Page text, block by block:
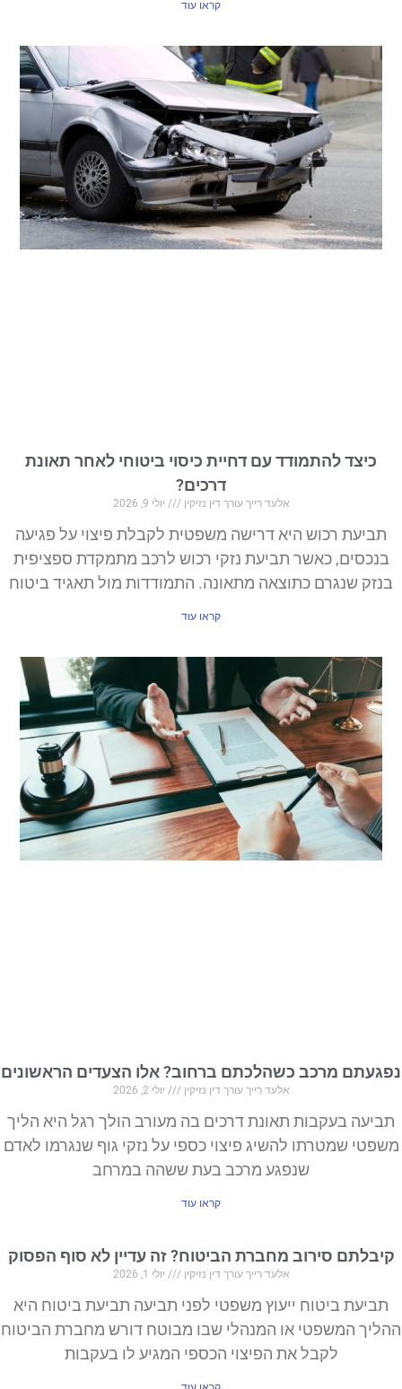
קראו עוד
כיצד להתמודד עם דחיית כיסוי ביטוחי לאחר תאונת
דרכים?
אלעד רייך עורך דין נזיקין יולי 9, 2026
תביעת רכוש היא דרישה משפטית לקבלת פיצוי על פגיעה
בנכסים, כאשר תביעת נזקי רכוש לרכב מתמקדת ספציפית
בנזק שנגרם כתוצאה מתאונה. התמודדות מול תאגיד ביטוח
קראו עוד
נפגעתם מרכב כשהלכתם ברחוב? אלו הצעדים הראשונים
אלעד רייך עורך דין נזיקין יולי 2, 2026
תביעה בעקבות תאונת דרכים בה מעורב הולך רגל היא הליך
משפטי שמטרתו להשיג פיצוי כספי על נזקי גוף שנגרמו לאדם
שנפגע מרכב בעת ששהה במרחב
קראו עוד
קיבלתם סירוב מחברת הביטוח? זה עדיין לא סוף הפסוק
אלעד רייך עורך דין נזיקין יולי 1, 2026
תביעת ביטוח ייעוץ משפטי לפני תביעה תביעת ביטוח היא
ההליך המשפטי או המנהלי שבו מבוטח דורש מחברת הביטוח
לקבל את הפיצוי הכספי המגיע לו בעקבות